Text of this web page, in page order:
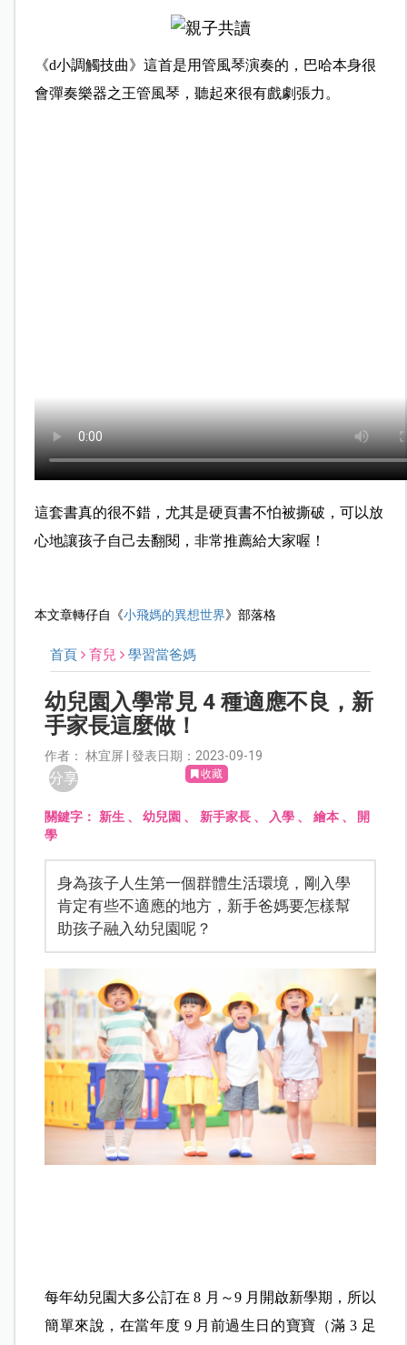
《d小調觸技曲》這首是用管風琴演奏的，巴哈本身很
會彈奏樂器之王管風琴，聽起來很有戲劇張力。
這套書真的很不錯，尤其是硬頁書不怕被撕破，可以放
心地讓孩子自己去翻閱，非常推薦給大家喔！
本文章轉仔自《小飛媽的異想世界》部落格
首頁 育兒 學習當爸媽
幼兒園入學常見 4 種適應不良，新
手家長這麼做！
作者： 林宜屏 | 發表日期：2023-09-19
分享 收藏
關鍵字： 新生 、 幼兒園 、 新手家長、 入學 、 繪本、
開
學
身為孩子人生第一個群體生活環境，剛入學
肯定有些不適應的地方，新手爸媽要怎樣幫
助孩子融入幼兒園呢？
每年幼兒園大多公訂在 8 月～9 月開啟新學期，所以
簡單來說，在當年度 9 月前過生日的寶寶（滿 3 足